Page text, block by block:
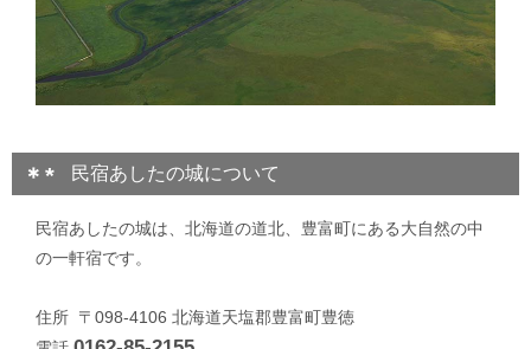
民宿あしたの城について
民宿あしたの城は、北海道の道北、豊富町にある大自然の中
の一軒宿です。
住所 〒098-4106 北海道天塩郡豊富町豊徳